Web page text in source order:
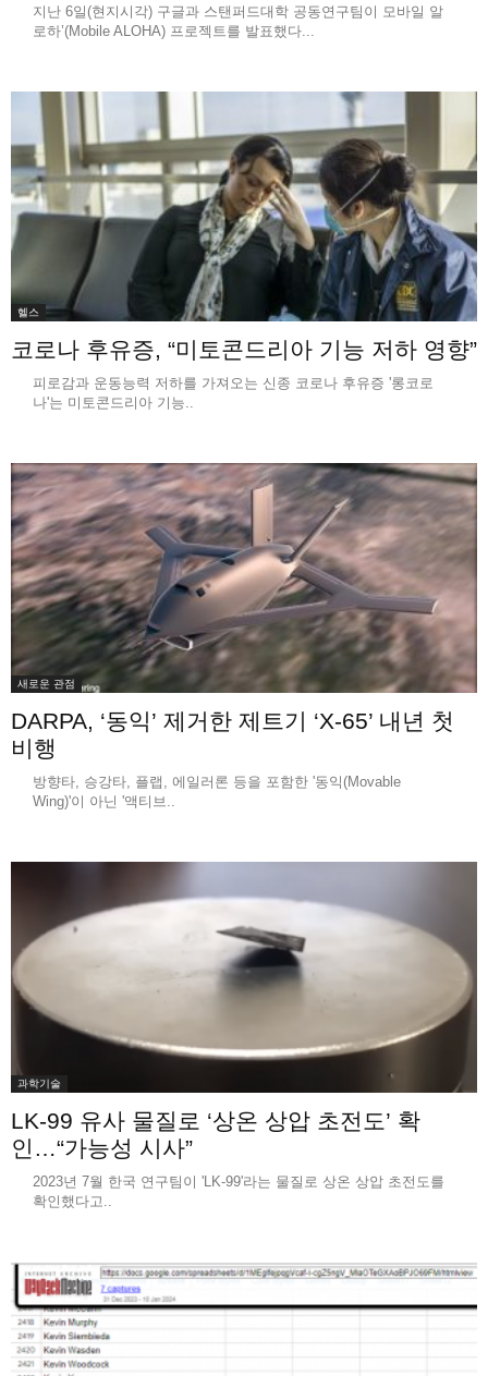
지난 6일(현지시각) 구글과 스탠퍼드대학 공동연구팀이 모바일 알
로하’(Mobile ALOHA) 프로젝트를 발표했다...
헬스
코로나 후유증, “미토콘드리아 기능 저하 영향”
피로감과 운동능력 저하를 가져오는 신종 코로나 후유증 '롱코로
나'는 미토콘드리아 기능..
새로운 관점
DARPA, ‘동익’ 제거한 제트기 ‘X-65’ 내년 첫
비행
방향타, 승강타, 플랩, 에일러론 등을 포함한 '동익(Movable
Wing)'이 아닌 '액티브..
과학기술
LK-99 유사 물질로 ‘상온 상압 초전도’ 확
인…“가능성 시사”
2023년 7월 한국 연구팀이 'LK-99'라는 물질로 상온 상압 초전도를
확인했다고..